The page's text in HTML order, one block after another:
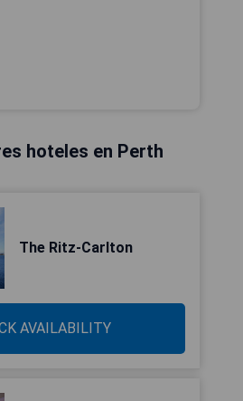
hoteles en Perth
The Ritz-Carlton
AVAILABILITY